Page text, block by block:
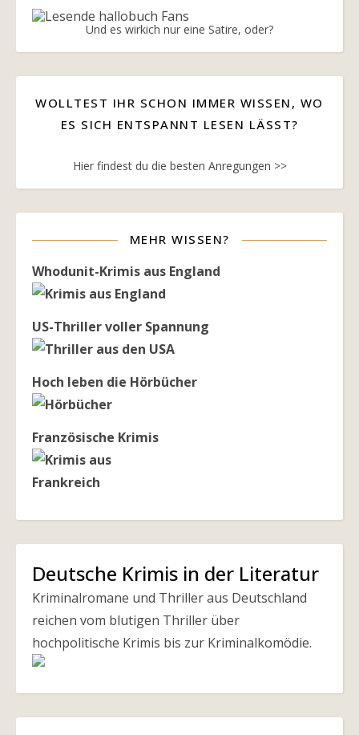
Und es wirkich nur eine Satire, oder?
WOLLTEST IHR SCHON IMMER WISSEN, WO
ES SICH ENTSPANNT LESEN LÄSST?
Hier findest du die besten Anregungen >>
MEHR WISSEN?
Whodunit-Krimis aus England
US-Thriller voller Spannung
Hoch leben die Hörbücher
Französische Krimis
Deutsche Krimis in der Literatur
Kriminalromane und Thriller aus Deutschland
reichen vom blutigen Thriller über
hochpolitische Krimis bis zur Kriminalkomödie.